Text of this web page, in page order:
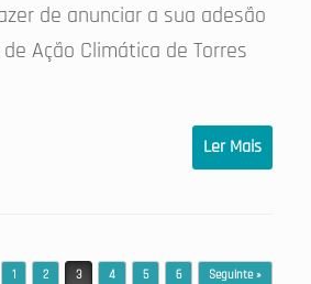
de anunciar a sua adesão
Ação Climática de Torres
Ler Mais
1 2 3 4 5 6 Seguinte »